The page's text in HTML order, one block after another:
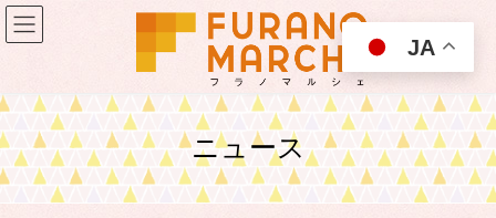
コ
ン
ツ
移
動
ナ
ビ
シ
ン
に
ニュース
JA